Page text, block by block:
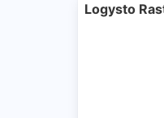
Logysto